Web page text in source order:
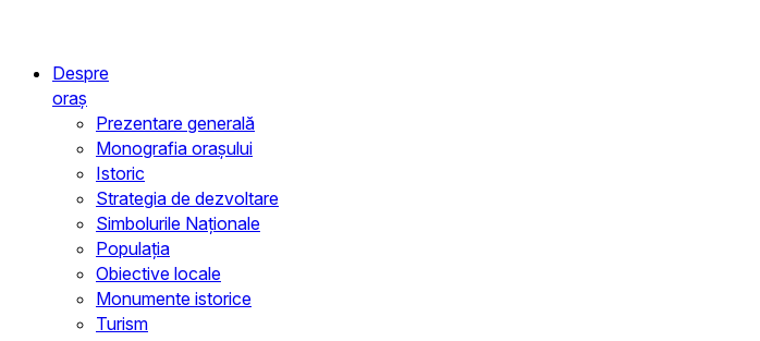
Despre
oraș
Prezentare generală
Monografia orașului
Istoric
Strategia de dezvoltare
Simbolurile Naționale
Populația
Obiective locale
Monumente istorice
Turism